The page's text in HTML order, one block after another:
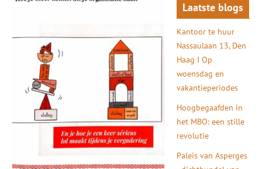
Laatste blogs
Kantoor te huur
Nassaulaan 13, Den
Haag I Op
woensdag en
vakantieperiodes
Hoogbegaafden in
het MBO: een stille
revolutie
Paleis van Asperges